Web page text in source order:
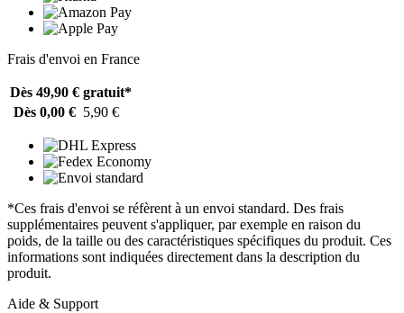
Frais d'envoi en France
Dès 49,90 € gratuit*
Dès 0,00 € 5,90 €
*Ces frais d'envoi se réfèrent à un envoi standard. Des frais
supplémentaires peuvent s'appliquer, par exemple en raison du
poids, de la taille ou des caractéristiques spécifiques du produit. Ces
informations sont indiquées directement dans la description du
produit.
Aide & Support